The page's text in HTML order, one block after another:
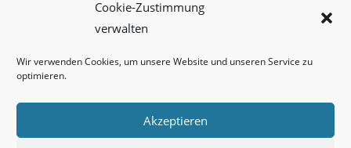
Cookie-Zustimmung
verwalten
Wir verwenden Cookies, um unsere Website und unseren Service zu
optimieren.
Akzeptieren
Barrierefreiheitserklärung
Meldestelle (HinSchG) des Erftverbandes
Onlineportal Grundwassernutzung